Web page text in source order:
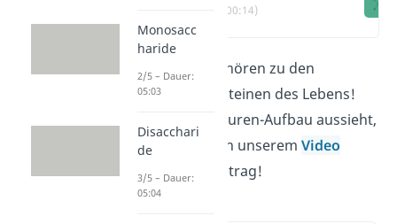
(00:14)
Aminosäuren gehören zu den
wichtigsten Bausteinen des Lebens!
Wie der Aminosäuren-Aufbau aussieht,
erklären wir dir in unserem Video
und un
serem Beitrag!
Monosacc
haride
2/5 – Dauer:
05:03
Disacchari
de
3/5 – Dauer:
05:04